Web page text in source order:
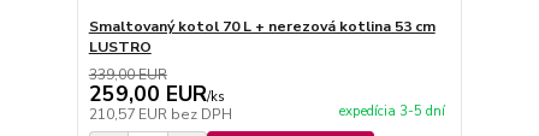
Smaltovaný kotol 70 L + nerezová kotlina 53 cm
LUSTRO
339,00 EUR
259,00 EUR/ks
210,57 EUR bez DPH expedícia 3-5 dní